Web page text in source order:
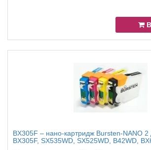
BX305F – нано-картридж Bursten-NANO
BX305F, SX535WD, SX525WD, B42WD,